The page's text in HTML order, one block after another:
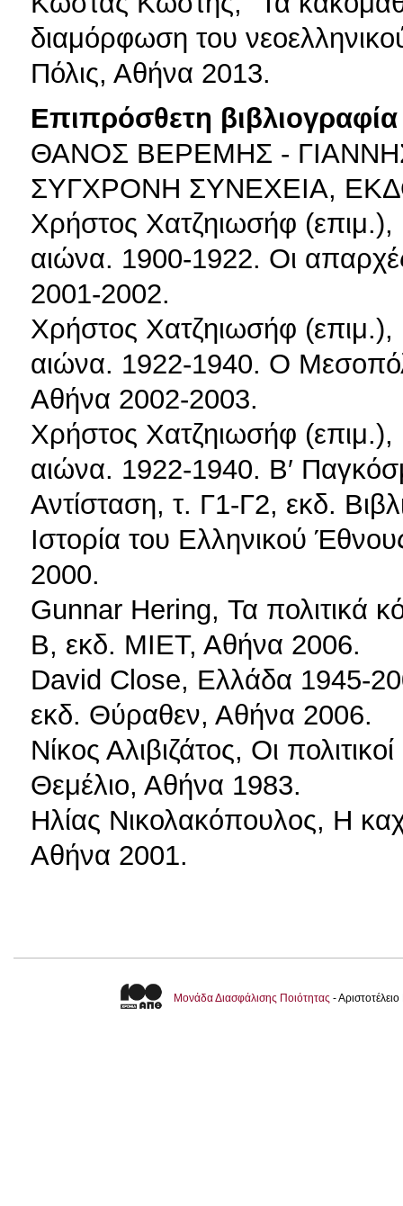
διαμόρφωση του
Πόλις, Αθήνα 2013.
Επιπρόσθετη βιβλιογραφία
ΘΑΝΟΣ ΒΕΡΕΜΗΣ -
ΣΥΓΧΡΟΝΗ ΣΥΝΕΧΕΙΑ,
Χρήστος Χατζηιωσήφ (επιμ.),
αιώνα. 1900-1922. Οι
2001-2002.
Χρήστος Χατζηιωσήφ (επιμ.),
αιώνα. 1922-1940. Ο
Αθήνα 2002-2003.
Χρήστος Χατζηιωσήφ (επιμ.),
αιώνα. 1922-1940. Β′
Αντίσταση, τ. Γ1-Γ2, εκδ.
Ιστορία του Ελληνικού
2000.
Gunnar Hering, Τα πολιτικά
Β, εκδ. ΜΙΕΤ, Αθήνα 2006.
David Close, Ελλάδα 1945-
εκδ. Θύραθεν, Αθήνα 2006.
Νίκος Αλιβιζάτος, Οι
Θεμέλιο, Αθήνα 1983.
Ηλίας Νικολακόπουλος, Η
Αθήνα 2001.
Μονάδα Διασφάλισης Ποιότητας -